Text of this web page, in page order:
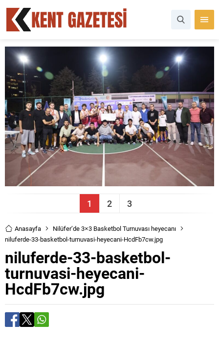
1 2 3
Anasayfa
Nilüfer’de 3×3 Basketbol Turnuvası heyecanı
niluferde-33-basketbol-turnuvasi-heyecani-HcdFb7cw.jpg
niluferde-33-basketbol-
turnuvasi-heyecani-
HcdFb7cw.jpg